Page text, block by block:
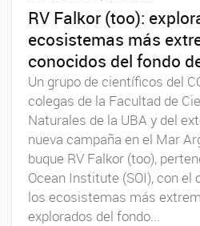
RV Falkor (too):
ecosistemas más
conocidos del fondo
Un grupo de científicos del
colegas de la Facultad de
Naturales de la UBA y del
nueva campaña en el Mar
buque RV Falkor (too),
Ocean Institute (SOI), con el
los ecosistemas más
explorados del fondo...